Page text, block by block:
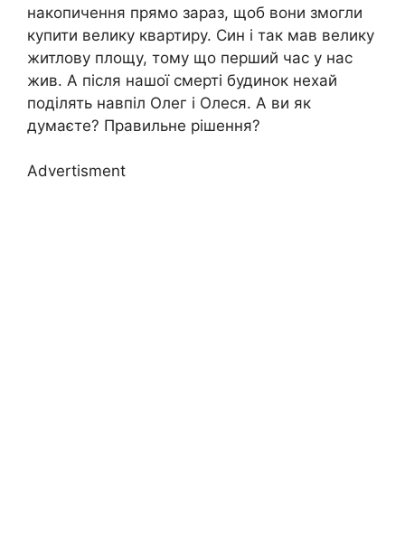
накопичення прямо зараз, щоб вони змогли
купити велику квартиру. Син і так мав велику
житлову площу, тому що перший час у нас
жив. А після нашої смерті будинок нехай
поділять навпіл Олег і Олеся. А ви як
думаєте? Правильне рішення?
Advertisment